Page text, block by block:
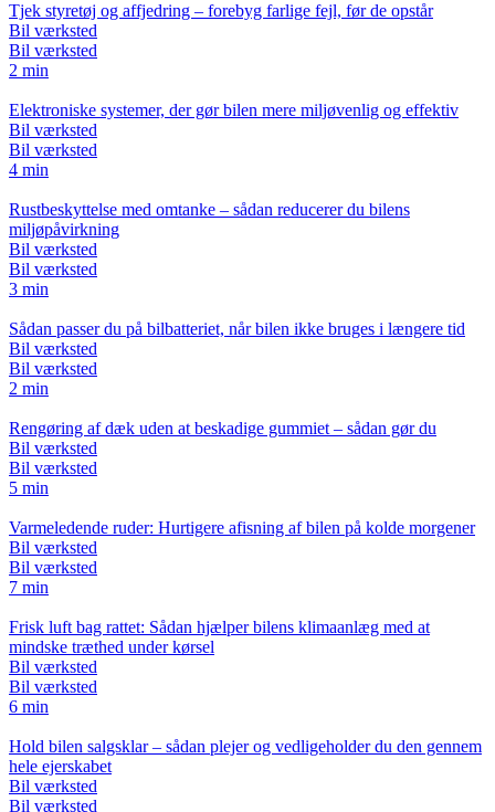
Tjek styretøj og affjedring – forebyg farlige fejl, før de opstår
Bil værksted
Bil værksted
2 min
Elektroniske systemer, der gør bilen mere miljøvenlig og effektiv
Bil værksted
Bil værksted
4 min
Rustbeskyttelse med omtanke – sådan reducerer du bilens
miljøpåvirkning
Bil værksted
Bil værksted
3 min
Sådan passer du på bilbatteriet, når bilen ikke bruges i længere tid
Bil værksted
Bil værksted
2 min
Rengøring af dæk uden at beskadige gummiet – sådan gør du
Bil værksted
Bil værksted
5 min
Varmeledende ruder: Hurtigere afisning af bilen på kolde morgener
Bil værksted
Bil værksted
7 min
Frisk luft bag rattet: Sådan hjælper bilens klimaanlæg med at
mindske træthed under kørsel
Bil værksted
Bil værksted
6 min
Hold bilen salgsklar – sådan plejer og vedligeholder du den gennem
hele ejerskabet
Bil værksted
Bil værksted